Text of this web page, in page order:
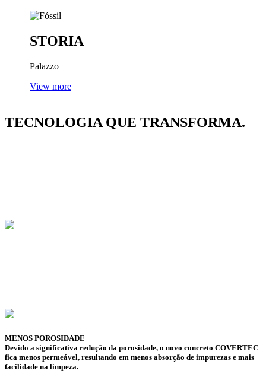
STORIA
Palazzo
View more
TECNOLOGIA QUE TRANSFORMA.
MENOS POROSIDADE
Devido a significativa redução da porosidade, o novo concreto COVERTEC
fica menos permeável, resultando em menos absorção de impurezas e mais
facilidade na limpeza.